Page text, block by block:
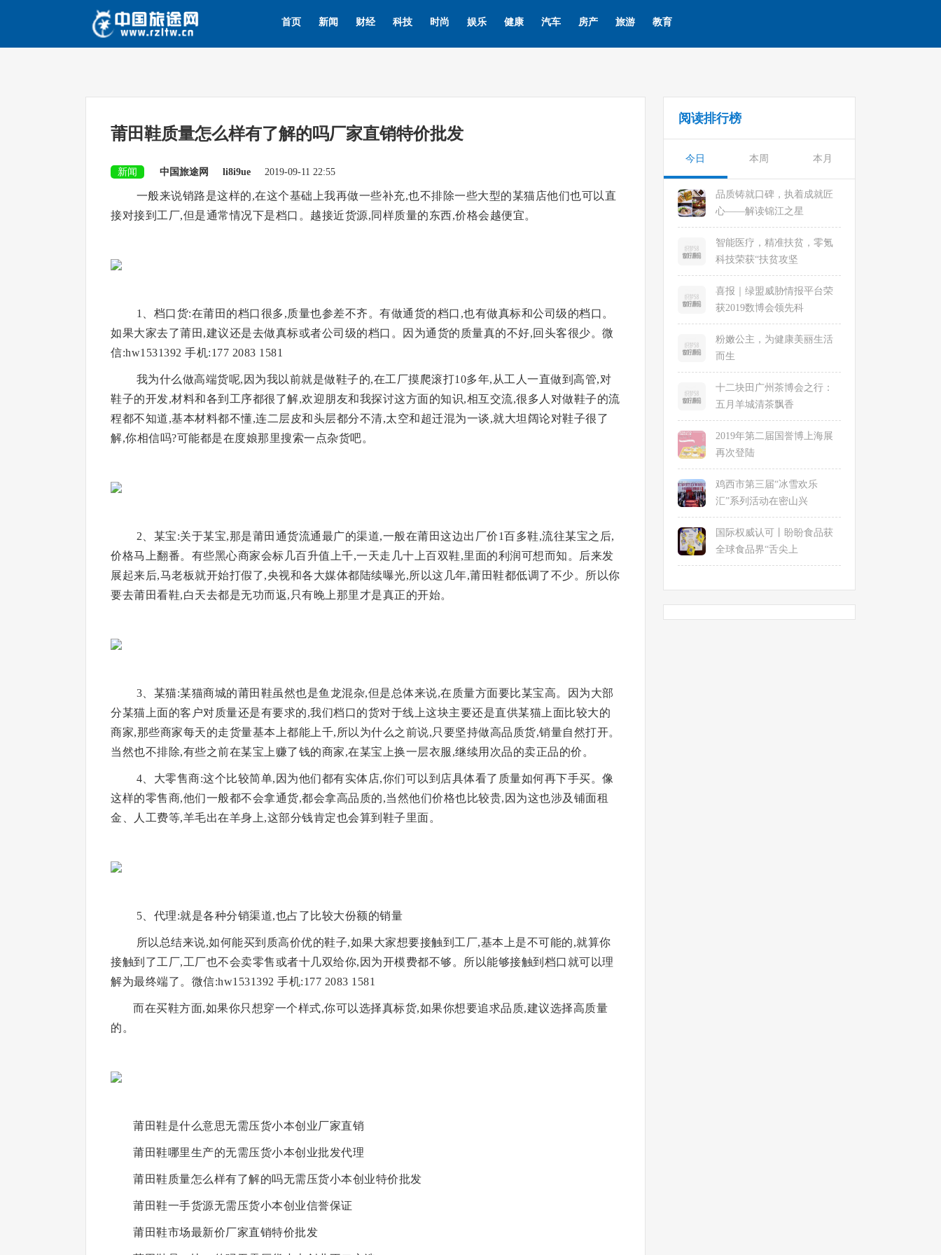
首页 新闻 财经 科技 时尚 娱乐 健康 汽车 房产 旅游 教育
莆田鞋质量怎么样有了解的吗厂家直销特价批发
新闻 中国旅途网 li8i9ue 2019-09-11 22:55
一般来说销路是这样的,在这个基础上我再做一些补充,也不排除一些大型的某猫店他们也可以直
接对接到工厂,但是通常情况下是档口。越接近货源,同样质量的东西,价格会越便宜。
1、档口货:在莆田的档口很多,质量也参差不齐。有做通货的档口,也有做真标和公司级的档口。
如果大家去了莆田,建议还是去做真标或者公司级的档口。因为通货的质量真的不好,回头客很少。微
信:hw1531392 手机:177 2083 1581
我为什么做高端货呢,因为我以前就是做鞋子的,在工厂摸爬滚打10多年,从工人一直做到高管,对
鞋子的开发,材料和各到工序都很了解,欢迎朋友和我探讨这方面的知识,相互交流,很多人对做鞋子的流
程都不知道,基本材料都不懂,连二层皮和头层都分不清,太空和超迁混为一谈,就大坦阔论对鞋子很了
解,你相信吗?可能都是在度娘那里搜索一点杂货吧。
2、某宝:关于某宝,那是莆田通货流通最广的渠道,一般在莆田这边出厂价1百多鞋,流往某宝之后,
价格马上翻番。有些黑心商家会标几百升值上千,一天走几十上百双鞋,里面的利润可想而知。后来发
展起来后,马老板就开始打假了,央视和各大媒体都陆续曝光,所以这几年,莆田鞋都低调了不少。所以你
要去莆田看鞋,白天去都是无功而返,只有晚上那里才是真正的开始。
3、某猫:某猫商城的莆田鞋虽然也是鱼龙混杂,但是总体来说,在质量方面要比某宝高。因为大部
分某猫上面的客户对质量还是有要求的,我们档口的货对于线上这块主要还是直供某猫上面比较大的
商家,那些商家每天的走货量基本上都能上千,所以为什么之前说,只要坚持做高品质货,销量自然打开。
当然也不排除,有些之前在某宝上赚了钱的商家,在某宝上换一层衣服,继续用次品的卖正品的价。
4、大零售商:这个比较简单,因为他们都有实体店,你们可以到店具体看了质量如何再下手买。像
这样的零售商,他们一般都不会拿通货,都会拿高品质的,当然他们价格也比较贵,因为这也涉及铺面租
金、人工费等,羊毛出在羊身上,这部分钱肯定也会算到鞋子里面。
5、代理:就是各种分销渠道,也占了比较大份额的销量
所以总结来说,如何能买到质高价优的鞋子,如果大家想要接触到工厂,基本上是不可能的,就算你
接触到了工厂,工厂也不会卖零售或者十几双给你,因为开模费都不够。所以能够接触到档口就可以理
解为最终端了。微信:hw1531392 手机:177 2083 1581
而在买鞋方面,如果你只想穿一个样式,你可以选择真标货,如果你想要追求品质,建议选择高质量
的。
莆田鞋是什么意思无需压货小本创业厂家直销
莆田鞋哪里生产的无需压货小本创业批发代理
莆田鞋质量怎么样有了解的吗无需压货小本创业特价批发
莆田鞋一手货源无需压货小本创业信誉保证
莆田鞋市场最新价厂家直销特价批发
阅读排行榜
今日 本周 本月
品质铸就口碑，执着成就匠
心——解读锦江之星
智能医疗，精准扶贫，零氪
科技荣获“扶贫攻坚
喜报｜绿盟威胁情报平台荣
获2019数博会领先科
粉嫩公主，为健康美丽生活
而生
十二块田广州茶博会之行：
五月羊城清茶飘香
2019年第二届国誉博上海展
再次登陆
鸡西市第三届“冰雪欢乐
汇”系列活动在密山兴
国际权威认可丨盼盼食品获
全球食品界“舌尖上